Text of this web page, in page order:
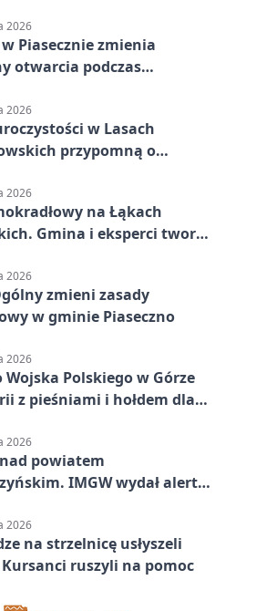
2026
Piasecznie zmienia
otwarcia podczas
2026
w Lasach
przypomną o
2026
na Łąkach
Gmina i eksperci tworzą
2026
zmieni zasady
w gminie Piaseczno
2026
Wojska Polskiego w Górze
z pieśniami i hołdem dla
2026
powiatem
IMGW wydał alert
2026
na strzelnicę usłyszeli
ruszyli na pomoc